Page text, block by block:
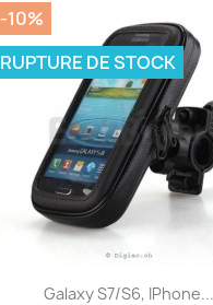
Aperçu rapide
Galaxy S7/S6, IPhone...
-10%
RUPTURE DE STOCK